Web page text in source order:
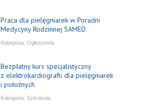
Praca dla pielęgniarek w Poradni
Medycyny Rodzinnej SAMED
Kategoria: Ogłoszenia
Bezpłatny kurs specjalistyczny
z elektrokardiografii dla pielęgniarek
i położnych
Kategoria: Szkolenia